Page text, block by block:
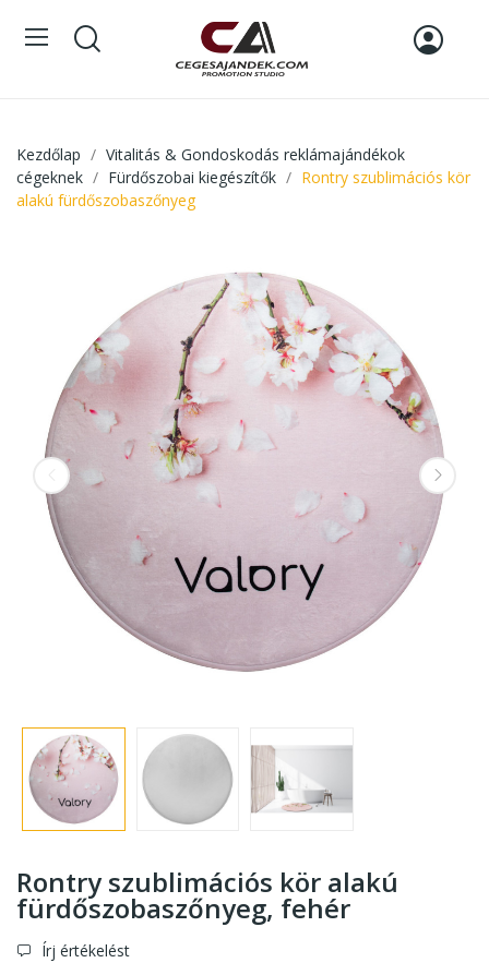
Kezdőlap
Vitalitás & Gondoskodás reklámajándékok
cégeknek
Fürdőszobai kiegészítők
Rontry szublimációs kör
alakú fürdőszobaszőnyeg
Rontry szublimációs kör alakú
fürdőszobaszőnyeg, fehér
Írj értékelést